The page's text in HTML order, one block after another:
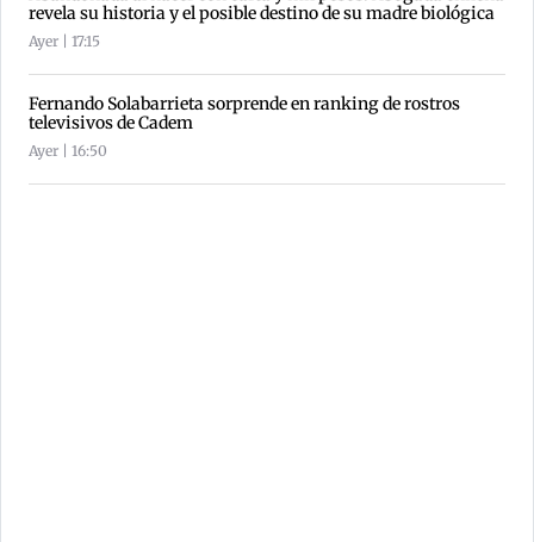
revela su historia y el posible destino de su madre biológica
Ayer | 17:15
Fernando Solabarrieta sorprende en ranking de rostros
televisivos de Cadem
Ayer | 16:50